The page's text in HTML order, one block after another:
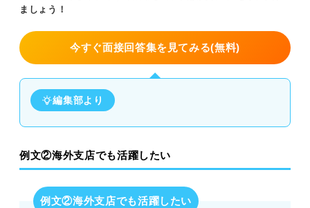
ましょう！
今すぐ面接回答集を見てみる(無料)
編集部より
例文②海外支店でも活躍したい
例文②海外支店でも活躍したい